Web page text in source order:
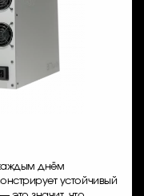
днём
устойчивый